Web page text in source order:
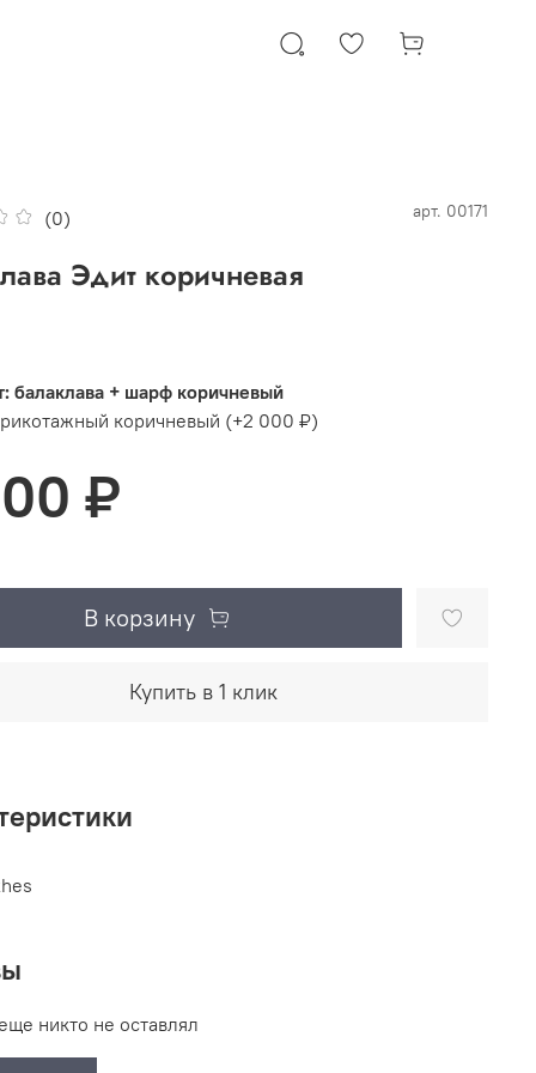
(0) арт. 00171
Эдит коричневая
балаклава + шарф коричневый
коричневый (+2 000 ₽)
₽
В корзину
Купить в 1 клик
никто не оставлял